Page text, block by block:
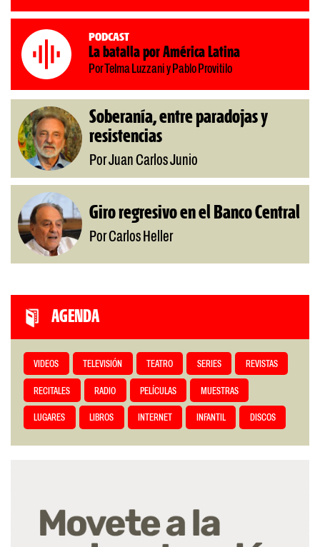
Podcast
La batalla por América Latina
Por Telma Luzzani y Pablo Provitilo
Soberanía, entre paradojas y
resistencias
Por Juan Carlos Junio
Giro regresivo en el Banco Central
Por Carlos Heller
AGENDA
VIDEOS TELEVISIÓN TEATRO SERIES REVISTAS
RECITALES RADIO PELÍCULAS MUESTRAS
LUGARES LIBROS INTERNET INFANTIL DISCOS